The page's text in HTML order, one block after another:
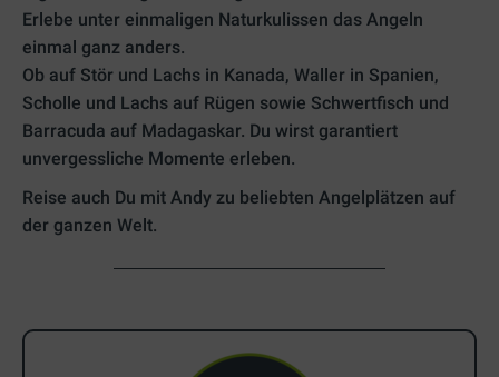
Erlebe unter einmaligen Naturkulissen das Angeln
einmal ganz anders.
Ob auf Stör und Lachs in Kanada, Waller in Spanien,
Scholle und Lachs auf Rügen sowie Schwertfisch und
Barracuda auf Madagaskar. Du wirst garantiert
unvergessliche Momente erleben.
Reise auch Du mit Andy zu beliebten Angelplätzen auf
der ganzen Welt.